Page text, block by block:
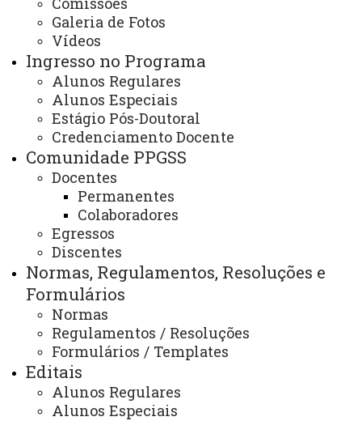
Galeria de Fotos
Vídeos
Ingresso no Programa
Alunos Regulares
Alunos Especiais
Estágio Pós-Doutoral
Credenciamento Docente
Comunidade PPGSS
Docentes
Permanentes
Colaboradores
Egressos
Discentes
Normas, Regulamentos, Resoluções e
Formulários
Normas
Regulamentos / Resoluções
Formulários / Templates
Editais
Alunos Regulares
Alunos Especiais
Mestrado em Serviço Social
Insira as notícias aqui
ATUALIZAÇÃO MAIS RECENTE: 05 DE JUNHO DE
2019
ACESSOS: 384
(45) 3379-7130
(45) 3379-7161
Horário de Atendimento:
08:00 às 12:00
13:00 às 17:00
E-mail/Redes Sociais:
toledo.mestradoservicosocial@unioeste.br